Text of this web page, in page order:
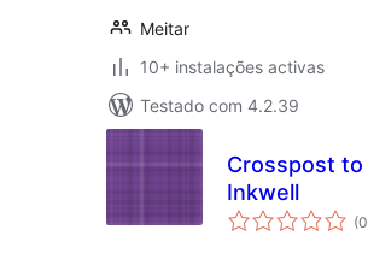
Meitar
10+ instalações activas
Testado com 4.2.39
Crosspost to
Inkwell
(0